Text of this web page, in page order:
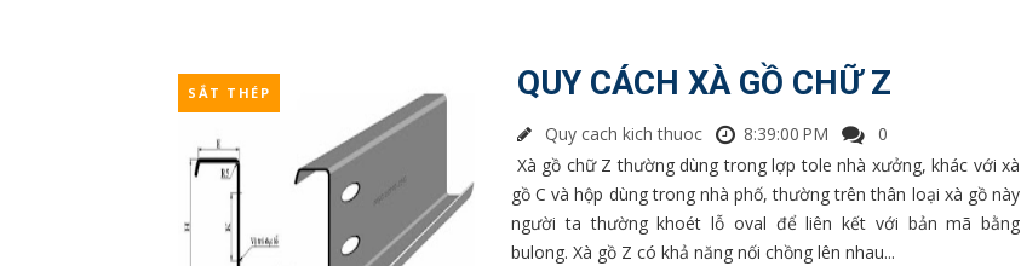
QUY CÁCH XÀ GỒ CHỮ Z
Quy cach kich thuoc 8:39:00 PM
0
Xà gồ chữ Z thường dùng trong lợp tole nhà xưởng, khác với xà
gồ C và hộp dùng trong nhà phố, thường trên thân loại xà gồ này
người ta thường khoét lỗ oval để liên kết với bản mã bằng
bulong. Xà gồ Z có khả năng nối chồng lên nhau...
SẮT THÉP